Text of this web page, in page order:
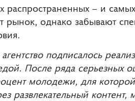
распространенных – и
рынок, однако забывают
подписалось
После ряда серьезных
молодежи, для
развлекательный